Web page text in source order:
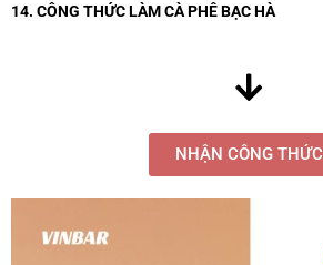
14. CÔNG THỨC LÀM CÀ PHÊ BẠC HÀ
NHẬN CÔNG THỨC